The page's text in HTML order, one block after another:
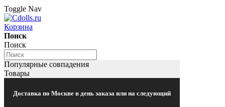
Toggle Nav
Корзина
Поиск
Поиск
Популярные совпадения
Товары
Доставка по Москве в день заказа или на следующий